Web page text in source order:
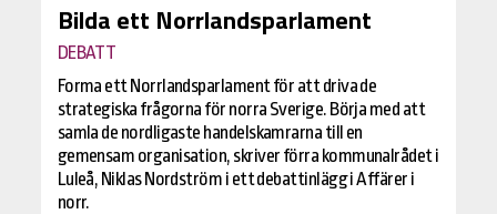
Bilda ett Norrlandsparlament
DEBATT
Forma ett Norrlandsparlament för att driva de
strategiska frågorna för norra Sverige. Börja med att
samla de nordligaste handelskamrarna till en
gemensam organisation, skriver förra kommunalrådet i
Luleå, Niklas Nordström i ett debattinlägg i Affärer i
norr.